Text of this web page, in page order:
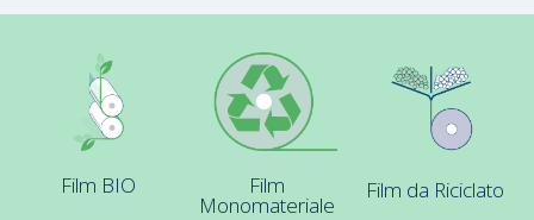
Film BIO Film
Monomateriale
Film da Riciclato